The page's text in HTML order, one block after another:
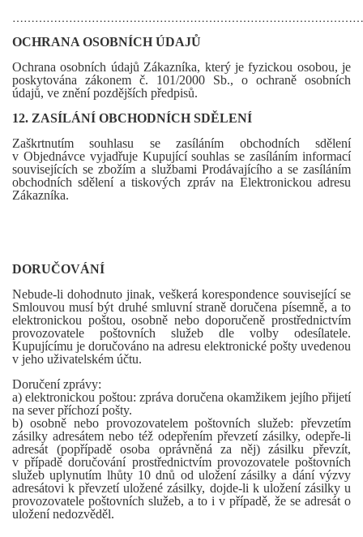
OCHRANA OSOBNÍCH ÚDAJŮ
Ochrana osobních údajů Zákazníka, který je fyzickou osobou, je
poskytována zákonem č. 101/2000 Sb., o ochraně osobních
údajů, ve znění pozdějších předpisů.
12. ZASÍLÁNÍ OBCHODNÍCH SDĚLENÍ
Zaškrtnutím souhlasu se zasíláním obchodních sdělení
v Objednávce vyjadřuje Kupující souhlas se zasíláním informací
souvisejících se zbožím a službami Prodávajícího a se zasíláním
obchodních sdělení a tiskových zpráv na Elektronickou adresu
Zákazníka.
DORUČOVÁNÍ
Nebude-li dohodnuto jinak, veškerá korespondence související se
Smlouvou musí být druhé smluvní straně doručena písemně, a to
elektronickou poštou, osobně nebo doporučeně prostřednictvím
provozovatele poštovních služeb dle volby odesílatele.
Kupujícímu je doručováno na adresu elektronické pošty uvedenou
v jeho uživatelském účtu.
Doručení zprávy:
a) elektronickou poštou: zpráva doručena okamžikem jejího přijetí
na sever příchozí pošty.
b) osobně nebo provozovatelem poštovních služeb: převzetím
zásilky adresátem nebo též odepřením převzetí zásilky, odepře-li
adresát (popřípadě osoba oprávněná za něj) zásilku převzít,
v případě doručování prostřednictvím provozovatele poštovních
služeb uplynutím lhůty 10 dnů od uložení zásilky a dání výzvy
adresátovi k převzetí uložené zásilky, dojde-li k uložení zásilky u
provozovatele poštovních služeb, a to i v případě, že se adresát o
uložení nedozvěděl.